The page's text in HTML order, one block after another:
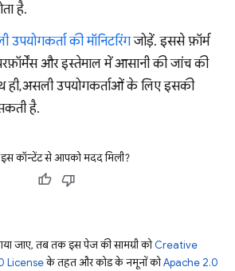
है.
की मॉनिटरिंगजोड़ें. इससे फ़ॉर्म
और इस्तेमाल में आसानी की जांच की
ही, असली उपयोगकर्ताओं के लिए इसकी
है.
इस कॉन्टेंट से आपको मदद मिली?
जाए, तब तक इस पेज की सामग्री कोCreative
Licenseके तहत और कोड के नमूनों कोApache 2.0